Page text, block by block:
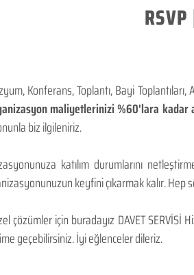
Konferans, Toplantı, Bayi
maliyetlerinizi %60'lara kadar
biz ilgileniriz.
katılım durumlarını
keyfini çıkarmak kalır.
çözümler için buradayız DAVET
geçebilirsiniz. İyi eğlenceler dileriz.